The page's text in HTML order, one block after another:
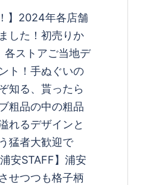
】2024年各店舗
した！初売りか
各ストアご当地デ
ト！手ぬぐいの
知る、貰ったら
粗品の中の粗品
れるデザインと
猛者大歓迎で
安STAFF】浦安
せつつも格子柄